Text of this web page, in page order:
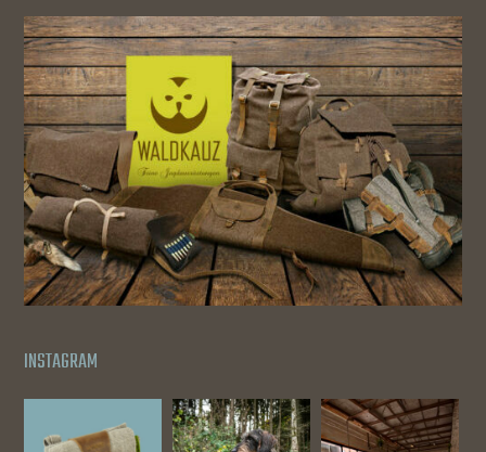
INSTAGRAM